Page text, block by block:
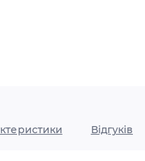
Відгуків